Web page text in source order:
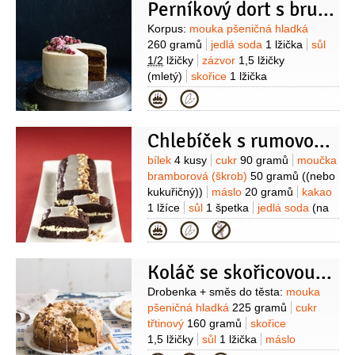
Buko)
cukr moučkový
50 gramů
maliny100 gramů Perníkový dort s brusinkami I
Suroviny
Korpus: mouka pšeničná hladká
260 gramů
jedlá soda 1 lžička
sůl
1/2 lžičky zázvor 1,5 lžičky
(mletý)
skořice 1 lžička
(mletá)
hřebíček
(mletý)
kardamom1/4lžičky
(mletý)
pepř1 špetka (mletý)
Brusinkový kompot: brusinky
300 gramů
(mražené)
cukr krupice
180 gramů
cider
125 mililitrů
Citronový krém:
žloutek 4 kusy
cukr
krystal70 gramů
šťáva citronová
70 mililitrů
citronová kůra
sýr Mascarpone400 gramů
cukr
moučkový100 gramů
smetana na
šlehání60 gramů Ojínělé brusinky:
cider240 mililitrů
cukr krystal
190 gramů (+ 100 g na
obalení)
brusinky125 gramů
Kategorie
Chlebíček s rumovou polevou
Suroviny
bílek 4 kusy cukr 90 gramů
moučka
bramborová (škrob) 50 gramů ((nebo
kukuřičný))
máslo 20 gramů
kakao
1 lžíce
sůl 1 špetka jedlá soda (na
špičku nože)
rum
pokapání před plněním)
tuk(na
krém:
mléko2 decilitry
cukr
70 gramů
žloutek 2 kusy
1/2
decilitru
moučka bramborová
(škrob) 25 gramů
(nebo kukuřičný)
Na polevu:
cukr moučkový
120 gramů
rum2 lžíce voda1 lžíce
Kategorie
Koláč se skořicovou drobenkou a pekany
Suroviny
Drobenka + směs do těsta: mouka
pšeničná hladká 225 gramů
cukr
třtinový 160 gramů
skořice
1,5 lžičky
sůl 1 lžička
máslo